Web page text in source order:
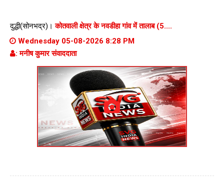
दुद्धी(सोनभद्र)।कोतवाली क्षेत्र के नवडीहा गांव में तालाब (5....
Wednesday 05-08-2026 8:28 PM
: मनीष कुमार संवाददाता